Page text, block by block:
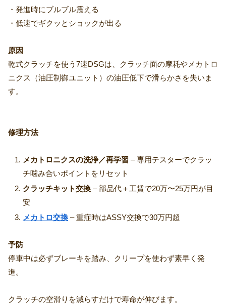
・発進時にブルブル震える
・低速でギクッとショックが出る
原因
乾式クラッチを使う7速DSGは、クラッチ面の摩耗やメカトロ
ニクス（油圧制御ユニット）の油圧低下で滑らかさを失いま
す。
修理方法
メカトロニクスの洗浄／再学習 – 専用テスターでクラッ
チ噛み合いポイントをリセット
クラッチキット交換 – 部品代＋工賃で20万〜25万円が目
安
メカトロ交換 – 重症時はASSY交換で30万円超
予防
停車中は必ずブレーキを踏み、クリープを使わず素早く発
進。
クラッチの空滑りを減らすだけで寿命が伸びます。